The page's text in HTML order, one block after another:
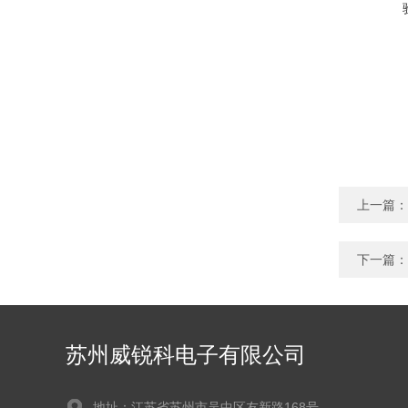
上一篇：
下一篇：
苏州威锐科电子有限公司